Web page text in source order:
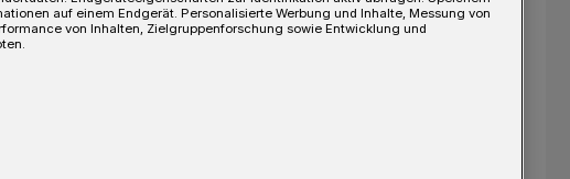
auf einem Endgerät. Personalisierte Werbung und Inhalte, Messung von
von Inhalten, Zielgruppenforschung sowie Entwicklung und